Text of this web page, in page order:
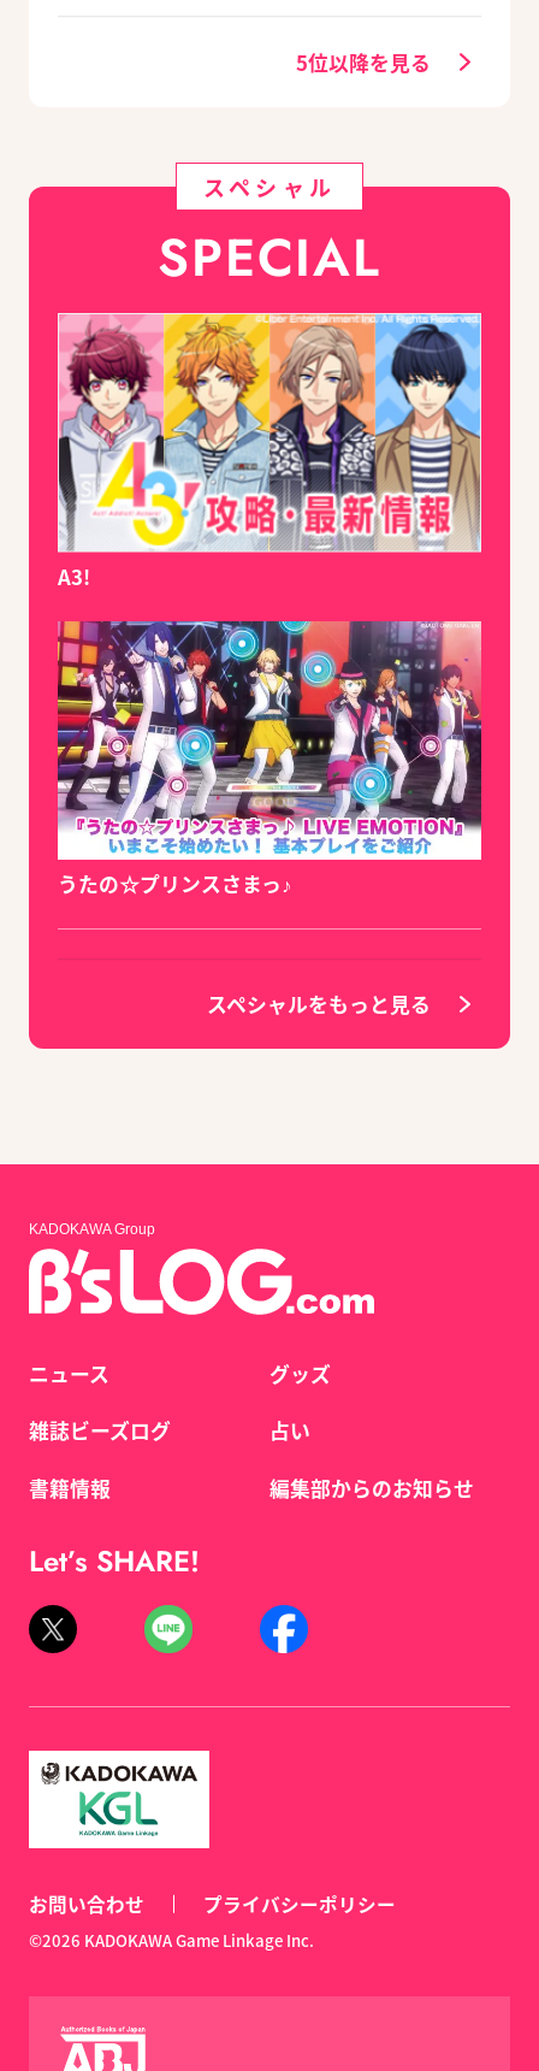
5位以降を見る
スペシャル
SPECIAL
A3!
うたの☆プリンスさまっ♪
スペシャルをもっと見る
KADOKAWA Group
ニュース
雑誌ビーズログ
書籍情報
グッズ
占い
編集部からのお知らせ
Let’s SHARE!
お問い合わせ プライバシーポリシー
©2026 KADOKAWA Game Linkage Inc.